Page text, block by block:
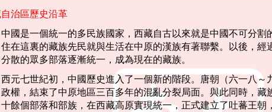
治區歷史沿革
中國是一個統一的多民族國家，西藏自古以來就是中國不可分割
住在這裏的藏族先民就與生活在中原的漢族有著聯繫。以後，經
分散的眾多部落逐漸統一，成為現在的藏族。
西元七世紀初，中國歷史進入了一個新的階段。唐朝（六一八～
政權，結束了中原地區三百多年的混亂分裂局面。與此同時，藏
十餘個部落和部族，在西藏高原實現統一，正式建立了吐蕃王朝